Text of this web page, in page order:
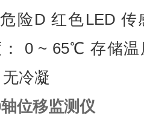
险D 红色LED
0 ~ 65℃ 存储
冷凝
位移监测仪